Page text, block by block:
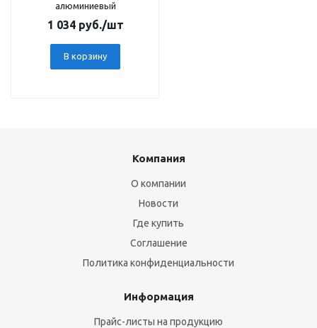
алюминиевый
1 034руб./шт
В корзину
Компания
О компании
Новости
Где купить
Соглашение
Политика конфиденциальности
Информация
Прайс-листы на продукцию